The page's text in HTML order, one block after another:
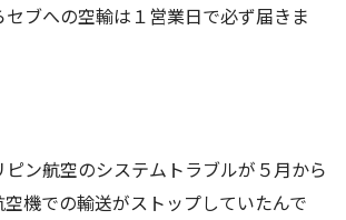
ブへの空輸は１営業日で必ず届きま
ン航空のシステムトラブルが５月から
機での輸送がストップしていたんで